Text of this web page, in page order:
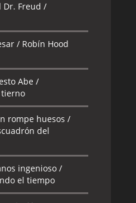
Dr. Freud /
/ Robín Hood
Abe /
tierno
rompe huesos /
del
ingenioso /
el tiempo